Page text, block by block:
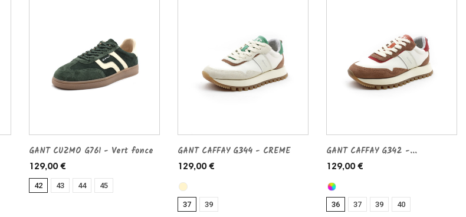
GANT CUZMO G761 - Vert fonce
129,00 €
42 43 44 45
GANT CAFFAY G344 - CREME
129,00 €
37 39
GANT CAFFAY G342 -...
129,00 €
36 37 39 40